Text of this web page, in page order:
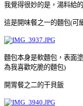
我覺得很妙的是，湯料給
這是開味餐之一的麵包(可
麵包本身是軟麵包，表面
為我喜歡吃脆的麵包)
開胃餐之二的干貝飯